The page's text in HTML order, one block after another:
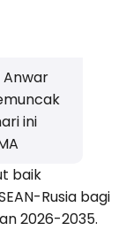
Anwar
ini
baik
Rusia bagi
2026-2035.